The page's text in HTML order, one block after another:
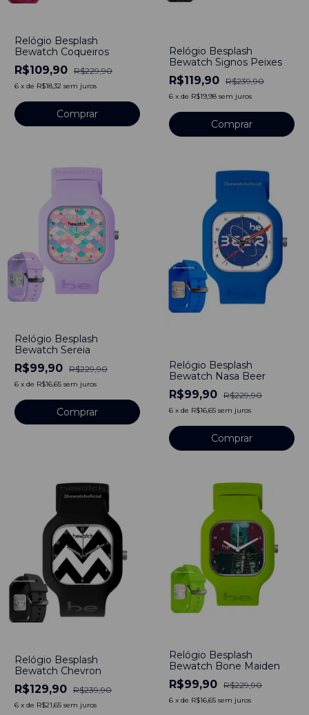
Relógio Besplash
Bewatch Coqueiros
R$109,90 R$229,90
6 x de R$18,32 sem juros
Relógio Besplash
Bewatch Signos Peixes
R$119,90 R$239,90
6 x de R$19,98 sem juros
Relógio Besplash
Bewatch Sereia
R$99,90 R$229,90
6 x de R$16,65 sem juros
Relógio Besplash
Bewatch Nasa Beer
R$99,90 R$229,90
6 x de R$16,65 sem juros
Relógio Besplash
Bewatch Chevron
R$129,90 R$239,90
6 x de R$21,65 sem juros
Relógio Besplash
Bewatch Bone Maiden
R$99,90 R$229,90
6 x de R$16,65 sem juros